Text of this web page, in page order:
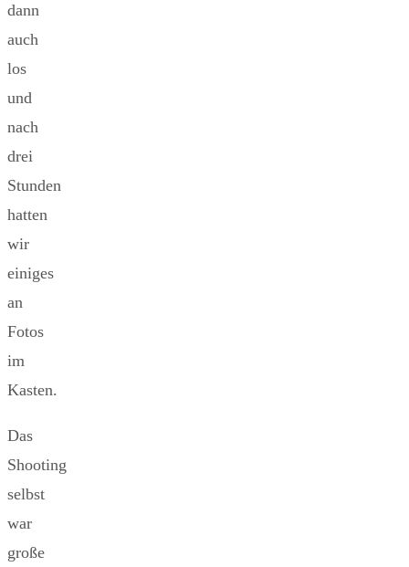
dann
auch
los
und
nach
drei
Stunden
hatten
wir
einiges
an
Fotos
im
Kasten.
Das
Shooting
selbst
war
große